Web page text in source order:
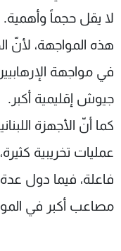
لا يقل حجماً وأهمية.
هذه المواجهة، ﻷنّ
في مواجهة
جيوش إقليمية أكبر.
كما أنّ اﻷجهزة
عمليات تخريبية
فاعلة، فيما دول
مصاعب أكبر في